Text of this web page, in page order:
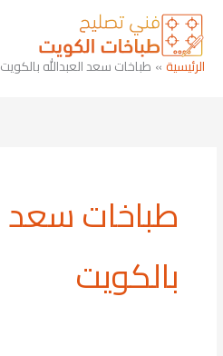
تخطي
المحتوى
الرئيسية طباخات سعد العبدالله بالكويت
طباخات سعد
بالكويت